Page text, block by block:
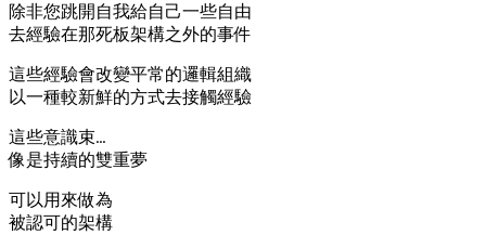
除非您跳開自我給自己一些自由
去經驗在那死板架構之外的事件
這些經驗會改變平常的邏輯組織
以一種較新鮮的方式去接觸經驗
這些意識束…
像是持續的雙重夢
可以用來做為
被認可的架構